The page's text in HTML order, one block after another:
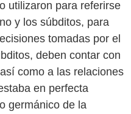
utilizaron para referirse
y los súbditos, para
tomadas por el
deben contar con
como a las relaciones
en perfecta
germánico de la